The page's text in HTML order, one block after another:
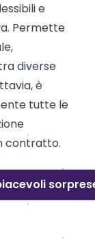
e
Permette
diverse
è
tutte le
contratto.